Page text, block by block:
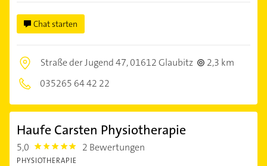
Chat starten
Straße der Jugend 47,01612 Glaubitz
2,3 km
035265 64 42 22
Haufe Carsten Physiotherapie
5,0 5.0 2 Bewertungen
PHYSIOTHERAPIE